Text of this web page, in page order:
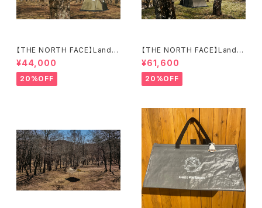
【THE NORTH FACE】Lander
2
¥44,000
20%OFF
【THE NORTH FACE】Lander
4
¥61,600
20%OFF